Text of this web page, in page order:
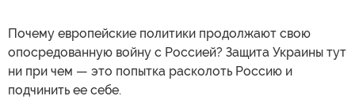
Почему европейские политики продолжают свою
опосредованную войну с Россией? Защита Украины тут
ни при чем — это попытка расколоть Россию и
подчинить ее себе.